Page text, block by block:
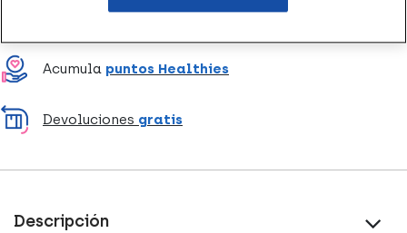
Envío a domicilioen 24-48h laborables
Acumula puntos Healthies
Devoluciones gratis
Descripción